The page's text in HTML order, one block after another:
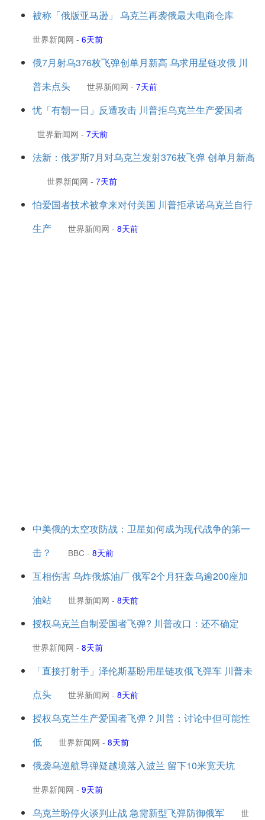
被称「俄版亚马逊」 乌克兰再袭俄最大电商仓库
世界新闻网 - 6天前
俄7月射乌376枚飞弹创单月新高 乌求用星链攻俄 川
普未点头
世界新闻网 - 7天前
忧「有朝一日」反遭攻击 川普拒乌克兰生产爱国者
世界新闻网 - 7天前
法新：俄罗斯7月对乌克兰发射376枚飞弹 创单月新高
世界新闻网 - 7天前
怕爱国者技术被拿来对付美国 川普拒承诺乌克兰自行
生产
世界新闻网 - 8天前
中美俄的太空攻防战：卫星如何成为现代战争的第一
击？
BBC - 8天前
互相伤害 乌炸俄炼油厂 俄军2个月狂轰乌逾200座加
油站
世界新闻网 - 8天前
授权乌克兰自制爱国者飞弹? 川普改口：还不确定
世界新闻网 - 8天前
「直接打射手」泽伦斯基盼用星链攻俄飞弹车 川普未
点头
世界新闻网 - 8天前
授权乌克兰生产爱国者飞弹？川普：讨论中但可能性
低
世界新闻网 - 8天前
俄袭乌巡航导弹疑越境落入波兰 留下10米宽天坑
世界新闻网 - 9天前
乌克兰盼停火谈判止战 急需新型飞弹防御俄军 世